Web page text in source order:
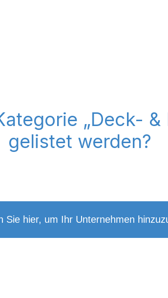
„Deck-
gelistet werden?
Sie hier, um Ihr Unternehmen